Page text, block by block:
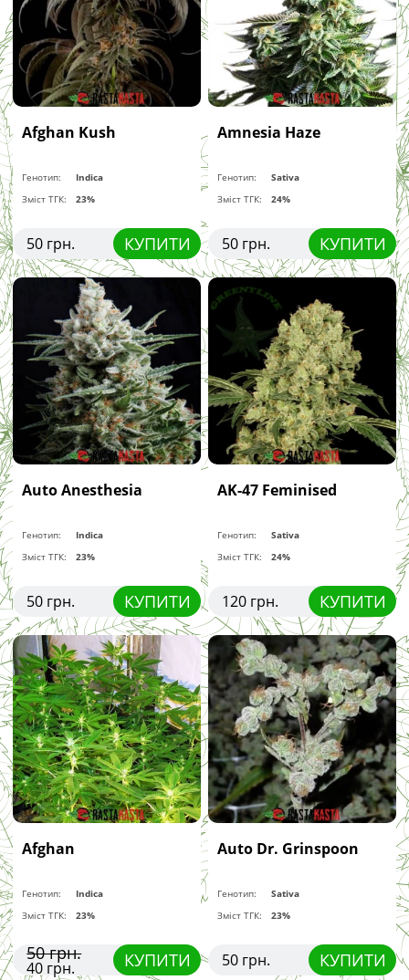
Afghan Kush
Генотип:
Indica
Зміст ТГК:
23%
50 грн. КУПИТИ
Amnesia Haze
Генотип:
Sativa
Зміст ТГК:
24%
50 грн. КУПИТИ
Auto Anesthesia
Генотип:
Indica
Зміст ТГК:
23%
50 грн. КУПИТИ
AK-47 Feminised
Генотип:
Sativa
Зміст ТГК:
24%
120 грн. КУПИТИ
Afghan
Генотип:
Indica
Зміст ТГК:
23%
40 грн.
50 грн. КУПИТИ
Auto Dr. Grinspoon
Генотип:
Sativa
Зміст ТГК:
23%
50 грн. КУПИТИ